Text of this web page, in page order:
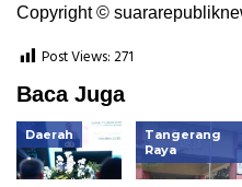
Copyright ©
Post Views:271
Baca Juga
Daerah
Tangerang
Raya